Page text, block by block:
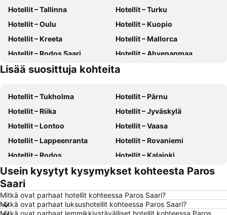
Hotellit – Tallinna
Hotellit – Turku
Hotellit – Oulu
Hotellit – Kuopio
Hotellit – Kreeta
Hotellit – Mallorca
Hotellit – Rodos Saari
Hotellit – Ahvenanmaa
Hotellit – Suomi
Hotellit – Gran Canaria
Lisää suosittuja kohteita
Hotellit – Tukholma
Hotellit – Pärnu
Hotellit – Riika
Hotellit – Jyväskylä
Hotellit – Lontoo
Hotellit – Vaasa
Hotellit – Lappeenranta
Hotellit – Rovaniemi
Hotellit – Rodos
Hotellit – Kalajoki
Hotellit – Alanya
Hotellit – Joensuu
Hotellit – Fuengirola
Hotellit – Savonlinna
Hotellit – Gdańsk
Usein kysytyt kysymykset kohteesta Paros
Saari
Mitkä ovat parhaat hotellit kohteessa Paros Saari?
Mitkä ovat parhaat luksushotellit kohteessa Paros Saari?
Mitkä ovat parhaat lemmikkiystävälliset hotellit kohteessa Paros